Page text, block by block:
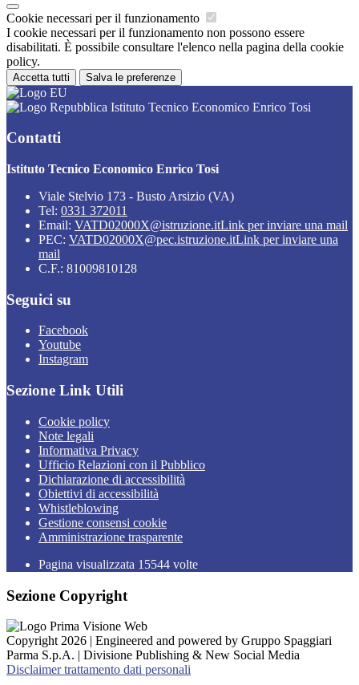
Cookie necessari per il funzionamento
I cookie necessari per il funzionamento non possono essere
disabilitati. È possibile consultare l'elenco nella pagina della cookie
policy.
Accetta tutti Salva le preferenze
Istituto Tecnico Economico Enrico Tosi
Contatti
Istituto Tecnico Economico Enrico Tosi
Viale Stelvio 173 - Busto Arsizio (VA)
Tel: 0331 372011
Email: VATD02000X@istruzione.itLink per inviare una mail
PEC: VATD02000X@pec.istruzione.itLink per inviare una
mail
C.F.: 81009810128
Seguici su
Facebook
Youtube
Instagram
Sezione Link Utili
Cookie policy
Note legali
Informativa Privacy
Ufficio Relazioni con il Pubblico
Dichiarazione di accessibilità
Obiettivi di accessibilità
Whistleblowing
Gestione consensi cookie
Amministrazione trasparente
Pagina visualizzata 15544 volte
Sezione Copyright
Copyright 2026 | Engineered and powered by Gruppo Spaggiari
Parma S.p.A. | Divisione Publishing & New Social Media
Disclaimer trattamento dati personali